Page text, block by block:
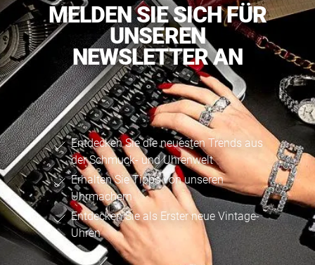
MELDEN SIE SICH FÜR
UNSEREN
NEWSLETTER AN
Entdecken Sie die neuesten Trends aus
der Schmuck- und Uhrenwelt
Erhalten Sie Tipps von unseren
Uhrmachern
Entdecken Sie als Erster neue Vintage-
Uhren